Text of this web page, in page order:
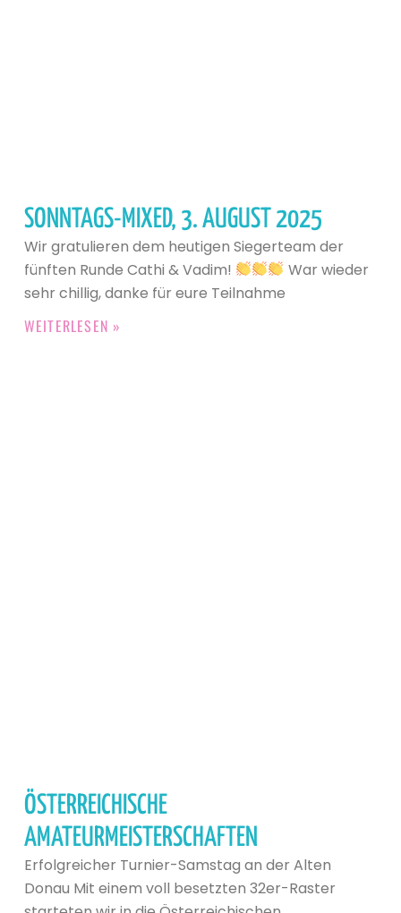
SONNTAGS-MIXED, 3. AUGUST 2025
Wir gratulieren dem heutigen Siegerteam der
fünften Runde Cathi & Vadim!
War wieder
sehr chillig, danke für eure Teilnahme
WEITERLESEN »
ÖSTERREICHISCHE
AMATEURMEISTERSCHAFTEN
Erfolgreicher Turnier-Samstag an der Alten
Donau Mit einem voll besetzten 32er-Raster